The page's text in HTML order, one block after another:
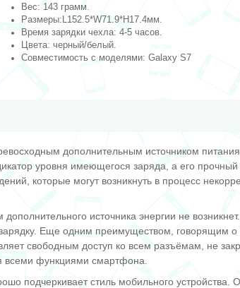
Вес: 143 грамм.
Размеры:L152.5*W71.9*H17.4мм.
Время зарядки чехла: 4-5 часов.
Цвета: черный/белый.
Совместимость с моделями: Galaxy S7
дополнительным источником
уровня имеющегося заряда, а его прочный
которые могут возникнуть в процесс
источника энергии не
Еще одним преимуществом, говорящим о
свободным доступ ко всем разъёмам, не
всеми функциями смартфона.
подчеркивает стиль мобильного устройства.